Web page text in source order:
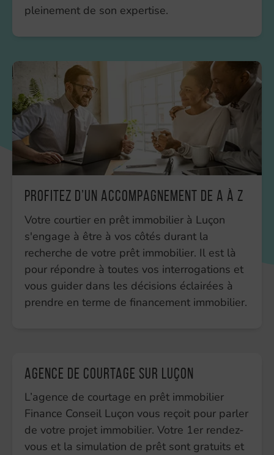
pleinement de son expertise.
Profitez d’un accompagnement de A à Z
Votre courtier en prêt immobilier à Luçon
s'engage à être à vos côtés durant la
recherche de votre prêt immobilier. Il est là
pour répondre à toutes vos interrogations et
vous guider dans les décisions éclairées à
prendre en terme de financement immobilier.
Agence de courtage sur Luçon
L’agence de courtage en prêt immobilier
Finance Conseil Luçon vous reçoit pour parler
de votre projet immobilier. Votre 1er rendez-
vous et la simulation de prêt sont gratuits et